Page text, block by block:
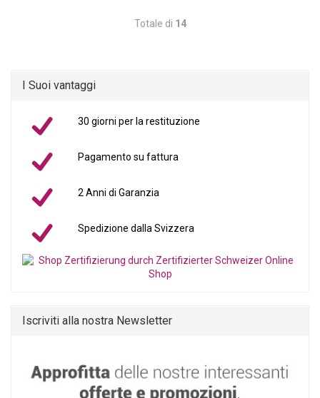
Totale di 14
I Suoi vantaggi
30 giorni per la restituzione
Pagamento su fattura
2 Anni di Garanzia
Spedizione dalla Svizzera
Iscriviti alla nostra Newsletter